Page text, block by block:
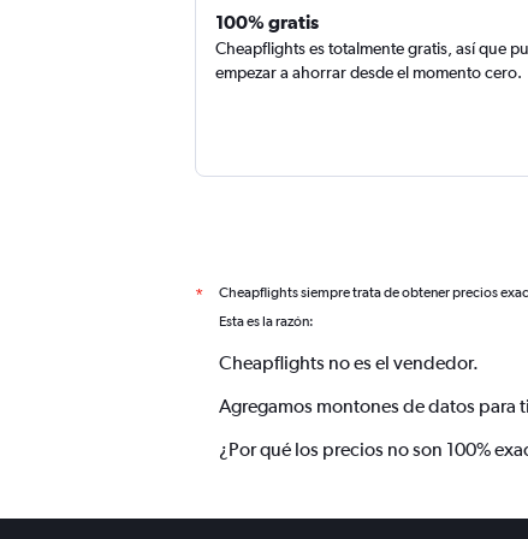
100% gratis
Cheapflights es totalmente gratis, así que
empezar a ahorrar desde el momento cero.
* Cheapflights siempre trata de obtener precios
Esta es la razón:
Cheapflights no es el vendedor.
Agregamos montones de datos para ti
¿Por qué los precios no son 100%